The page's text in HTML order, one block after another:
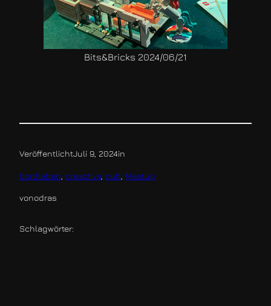
Bits&Bricks 2024/06/21
VeröffentlichtJuli 9, 2024in
bordleben creactive, cult Meetup
vonodras
Schlagwörter: